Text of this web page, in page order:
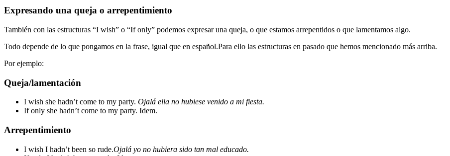
Expresando una queja o arrepentimiento
También con las estructuras “I wish” o “If only” podemos expresar una queja, o que estamos arrepentidos o que lamentamos algo.
Todo depende de lo que pongamos en la frase, igual que en español.Para ello las estructuras en pasado que hemos mencionado más arriba.
Por ejemplo:
Queja/lamentación
I wish she hadn’t come to my party. Ojalá ella no hubiese venido a mi fiesta.
If only she hadn’t come to my party. Idem.
Arrepentimiento
I wish I hadn’t been so rude.Ojalá yo no hubiera sido tan mal educado.